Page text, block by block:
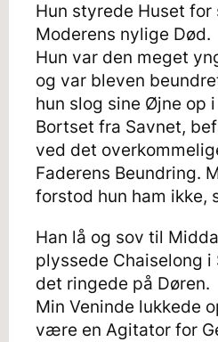
Hun styrede Huset for
Moderens nylige Død.
Hun var den meget
og var bleven
hun slog sine Øjne op
Bortset fra Savnet,
ved det
Faderens Beundring.
forstod hun ham ikke,
Han lå og sov til
plyssede Chaiselong i
det ringede på Døren.
Min Veninde lukkede
være en Agitator for